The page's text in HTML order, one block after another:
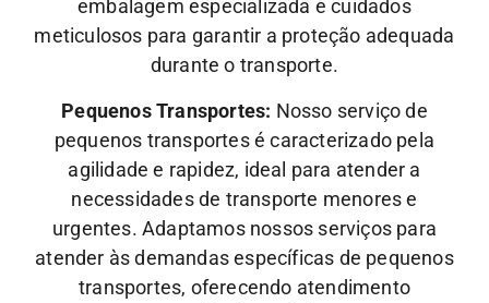
embalagem especializada e cuidados
meticulosos para garantir a proteção adequada
durante o transporte.
Pequenos Transportes: Nosso serviço de
pequenos transportes é caracterizado pela
agilidade e rapidez, ideal para atender a
necessidades de transporte menores e
urgentes. Adaptamos nossos serviços para
atender às demandas específicas de pequenos
transportes, oferecendo atendimento